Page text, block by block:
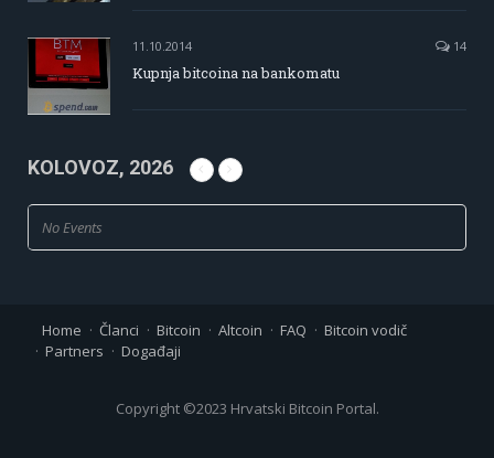
11.10.2014 14
Kupnja bitcoina na bankomatu
KOLOVOZ, 2026
No Events
Home Članci Bitcoin Altcoin FAQ
Bitcoin vodič
Partners
Događaji
Copyright ©2023 Hrvatski Bitcoin Portal.